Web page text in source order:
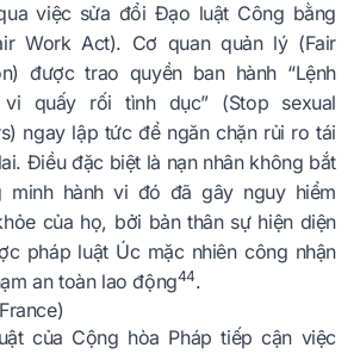
việc sửa đổi Đạo luật Công bằng
Work Act). Cơ quan quản lý (Fair
được trao quyền ban hành “Lệnh
quấy rối tình dục” (Stop sexual
ngay lập tức để ngăn chặn rủi ro tái
Điều đặc biệt là nạn nhân không bắt
minh hành vi đó đã gây nguy hiểm
của họ, bởi bản thân sự hiện diện
pháp luật Úc mặc nhiên công nhận
an toàn lao động44.
của Cộng hòa Pháp tiếp cận việc